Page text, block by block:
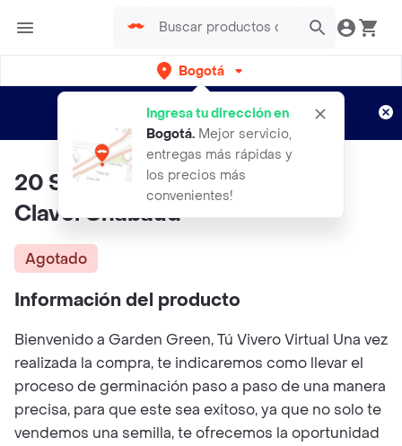
Bogotá
Ingresa tu dirección en
Bogotá. Mejor servicio,
entregas más rápidas y
los precios más
convenientes!
envíos gratis por semanas
Aplican TyC
20 Semillas Orgánicas De Flor
Clavel Chabaud
Agotado
Información del producto
Bienvenido a Garden Green, Tú Vivero Virtual Una vez
realizada la compra, te indicaremos como llevar el
proceso de germinación paso a paso de una manera
precisa, para que este sea exitoso, ya que no solo te
vendemos una semilla, te ofrecemos la oportunidad